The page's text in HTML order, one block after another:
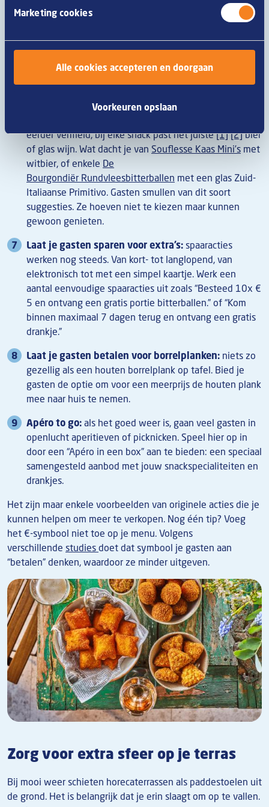
Marketing cookies
Alle cookies accepteren en doorgaan
Voorkeuren opslaan
dat maar in beperkte aantallen beschikbaar is. Zo’n
Maak combideals:biedt enkele snacks aan voor een
bepaalde prijs, in combinatie met een aantal drankjes.
Een zorgvuldig samengestelde deal is een win-win
eerder vermeld, bij elke snack pasthet juiste[1][2]bier
of glas wijn. Wat dacht je van Souflesse Kaas Mini’s met
witbier, of enkele De
Bourgondiër Rundvleesbitterballen met een glas Zuid-
Italiaanse Primitivo. Gasten smullen van dit soort
suggesties. Ze hoeven niet te kiezen maar kunnen
gewoon genieten.
Laat je gasten sparen voor extra’s:spaaracties
werken nog steeds. Van kort- tot langlopend, van
elektronisch tot met een simpel kaartje. Werk een
aantal eenvoudige spaaracties uit zoals “Besteed 10x €
5 en ontvang een gratis portie bitterballen.” of “Kom
binnen maximaal 7 dagen terug en ontvang een gratis
drankje.”
Laat je gasten betalen voor borrelplanken: niets zo
gezellig als een houten borrelplank op tafel. Bied je
gasten de optie om voor een meerprijs de houten plank
mee naar huis te nemen.
Apéro to go:als het goed weer is, gaan veel gasten in
openlucht aperitieven of picknicken. Speel hier op in
door een “Apéro in een box” aan te bieden: een speciaal
samengesteld aanbod met jouw snackspecialiteiten en
drankjes.
Het zijn maar enkele voorbeelden van originele acties die je
kunnen helpen om meer te verkopen. Nog één tip? Voeg
het €-symbool niet toe op je menu. Volgens
verschillende studiesdoet dat symbool je gasten aan
“betalen” denken, waardoor ze minder uitgeven.
Afbeelding
Zorg voor extra sfeer op je terras
Bij mooi weer schieten horecaterrassen als paddestoelen uit
de grond. Het is belangrijk dat je erin slaagt om op te vallen.